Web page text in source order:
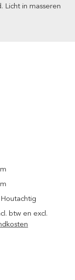
Licht in masseren
Houtachtig
btw en excl.